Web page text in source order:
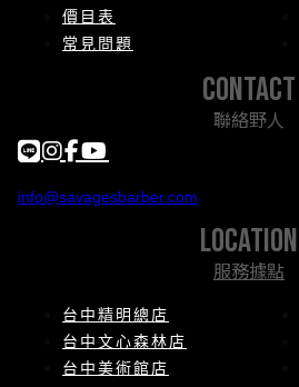
價目表
常見問題
contact
聯絡野人
info@savagesbarber.com
location
服務據點
台中精明總店
台中文心森林店
台中美術館店